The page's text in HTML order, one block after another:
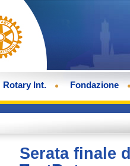
Rotary Int. Fondazione
Serata finale